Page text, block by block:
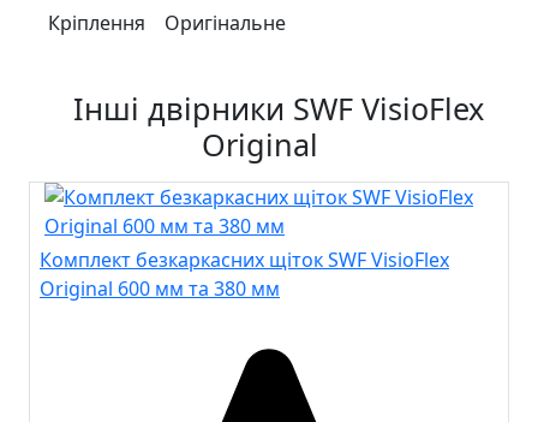
Кріплення
Оригінальне
Інші двірники SWF VisioFlex
Original
Комплект безкаркасних щіток SWF VisioFlex
Original 600 мм та 380 мм